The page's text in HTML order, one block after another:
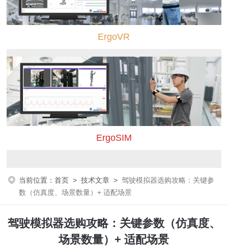
ErgoVR
ErgoSIM
当前位置：首页 >技术文章 >驾驶模拟器选购攻略：关键参
数（仿真度、场景数量）+ 适配场景
驾驶模拟器选购攻略：关键参数（仿真度、
场景数量）+ 适配场景